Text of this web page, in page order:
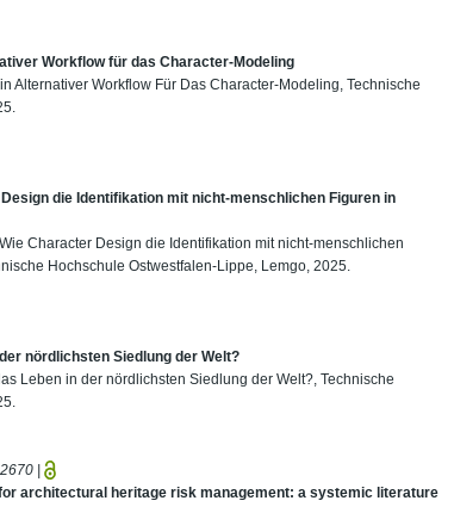
Workflow für das Character-Modeling
Alternativer Workflow Für Das Character-Modeling, Technische
die Identifikation mit nicht-menschlichen Figuren in
Character Design die Identifikation mit nicht-menschlichen
Hochschule Ostwestfalen-Lippe, Lemgo, 2025.
nördlichsten Siedlung der Welt?
Leben in der nördlichsten Siedlung der Welt?, Technische
|
architectural heritage risk management: a systemic literature